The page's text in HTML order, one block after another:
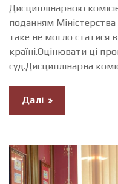
Дисциплінарною
поданням
таке не могло статися
країні.Оцінювати ці
суд.Дисциплінарна
Далі